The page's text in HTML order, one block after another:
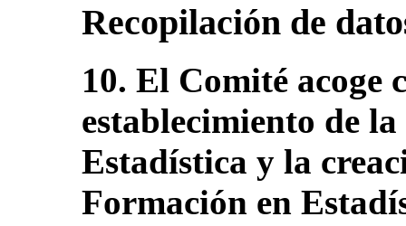
Recopilación de
10. El Comité acoge
establecimiento de
Estadística y la
Formación en